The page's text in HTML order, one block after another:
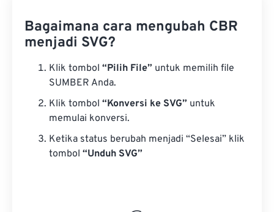
Bagaimana cara mengubah CBR
menjadi SVG?
Klik tombol “Pilih File” untuk memilih file
SUMBER Anda.
Klik tombol “Konversi ke SVG” untuk
memulai konversi.
Ketika status berubah menjadi “Selesai” klik
tombol “Unduh SVG”